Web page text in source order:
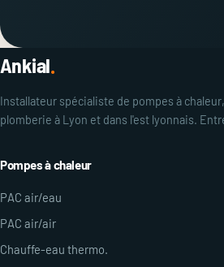
Ankial.
Installateur spécialiste de pompes à
plomberie à Lyon et dans l'est lyonnais.
Pompes à chaleur
PAC air/eau
PAC air/air
Chauffe-eau thermo.